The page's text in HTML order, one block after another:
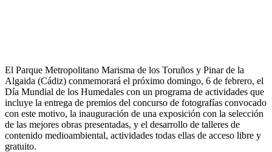
El Parque Metropolitano Marisma de los Toruños y Pinar de la
Algaida (Cádiz) conmemorará el próximo domingo, 6 de febrero, el
Día Mundial de los Humedales con un programa de actividades que
incluye la entrega de premios del concurso de fotografías convocado
con este motivo, la inauguración de una exposición con la selección
de las mejores obras presentadas, y el desarrollo de talleres de
contenido medioambiental, actividades todas ellas de acceso libre y
gratuito.